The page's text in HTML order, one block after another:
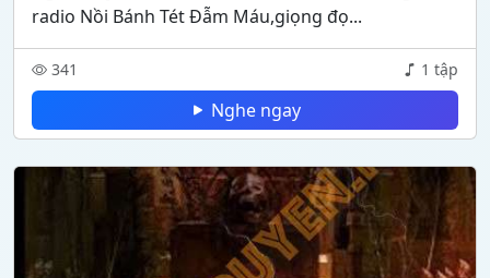
radio Nồi Bánh Tét Đẫm Máu,giọng đọ...
341 1 tập
Nghe ngay